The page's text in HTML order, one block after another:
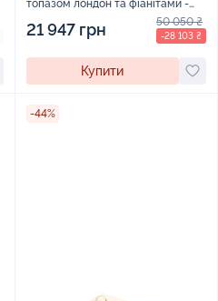
топазом лондон та фіанітами -
21 947 грн 50 050 ₴
-28 103 ₴
Купити
-44%